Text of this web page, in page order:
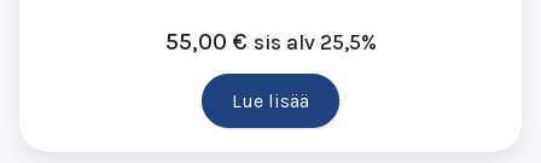
55,00 € sis alv 25,5%
Lue lisää